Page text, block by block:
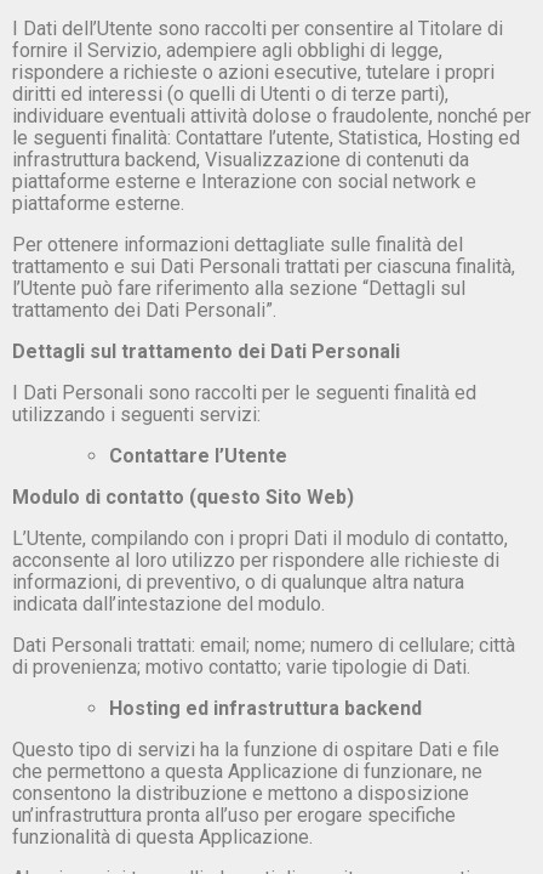
I Dati dell’Utente sono raccolti per consentire al Titolare di
fornire il Servizio, adempiere agli obblighi di legge,
rispondere a richieste o azioni esecutive, tutelare i propri
diritti ed interessi (o quelli di Utenti o di terze parti),
individuare eventuali attività dolose o fraudolente, nonché per
le seguenti finalità: Contattare l’utente, Statistica, Hosting ed
infrastruttura backend, Visualizzazione di contenuti da
piattaforme esterne e Interazione con social network e
piattaforme esterne.
Per ottenere informazioni dettagliate sulle finalità del
trattamento e sui Dati Personali trattati per ciascuna finalità,
l’Utente può fare riferimento alla sezione “Dettagli sul
trattamento dei Dati Personali”.
Dettagli sul trattamento dei Dati Personali
I Dati Personali sono raccolti per le seguenti finalità ed
utilizzando i seguenti servizi:
Contattare l’Utente
Modulo di contatto (questo Sito Web)
L’Utente, compilando con i propri Dati il modulo di contatto,
acconsente al loro utilizzo per rispondere alle richieste di
informazioni, di preventivo, o di qualunque altra natura
indicata dall’intestazione del modulo.
Dati Personali trattati: email; nome; numero di cellulare; città
di provenienza; motivo contatto; varie tipologie di Dati.
Hosting ed infrastruttura backend
Questo tipo di servizi ha la funzione di ospitare Dati e file
che permettono a questa Applicazione di funzionare, ne
consentono la distribuzione e mettono a disposizione
un’infrastruttura pronta all’uso per erogare specifiche
funzionalità di questa Applicazione.